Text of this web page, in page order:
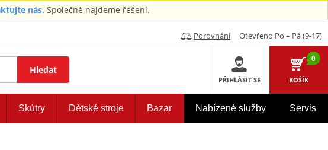
nás. Společně najdeme řešení.
Porovnání Otevřeno Po – Pá (9-17)
Hledat
PŘIHLÁSIT SE
0
KOŠÍK
Skútry Dětské stroje Bazar Nabízené služby Servis